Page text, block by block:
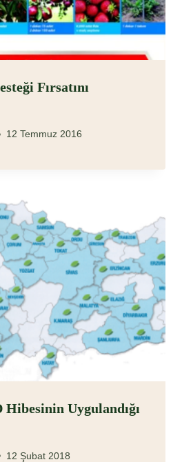
Fırsatını
12 Temmuz 2016
Uygulandığı
12 Şubat 2018